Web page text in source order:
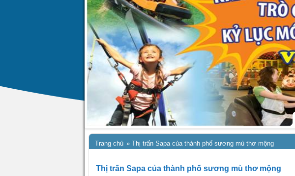
Trang chủ » Thị trấn Sapa của thành phố sương mù thơ mộng
Thị trấn Sapa của thành phố sương mù thơ mộng